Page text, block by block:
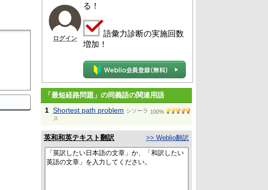
ログイン
る！
語彙力診断の実施回数
増加！
「最短経路問題」の同義語の関連用語
1 Shortest path problem シソーラ
ス
100%
英和和英テキスト翻訳 >> Weblio翻訳